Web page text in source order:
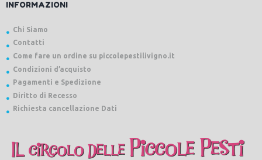
INFORMAZIONI
Chi Siamo
Contatti
Come fare un ordine su piccolepestilivigno.it
Condizioni d’acquisto
Pagamenti e Spedizione
Diritto di Recesso
Richiesta cancellazione Dati